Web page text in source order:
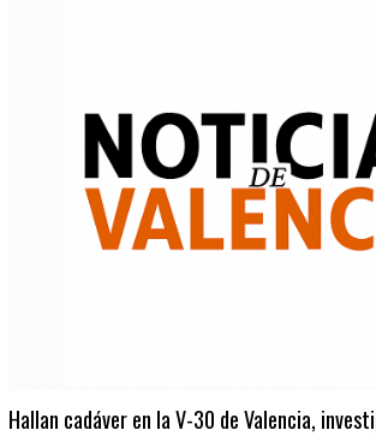
Hallan cadáver en la V-30 de Valencia,